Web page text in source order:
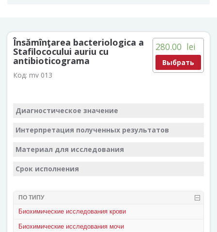
280.00 lei
Выбрать
Însămînţarea bacteriologica a
Stafilococului auriu cu
antibioticograma
Код: mv 013
Диагностическое значение
Интерпретация полученных результатов
Материал для исследования
Срок исполнения
ПО ТИПУ
Биохимические исследования крови
Биохимические исследования мочи